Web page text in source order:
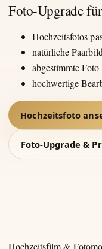
Foto-Upgrade
Hochzeitsfotos
natürliche
abgestimmte
hochwertige
Hochzeitsfoto
Foto-Upgrade &
Hochzeitsfilm &